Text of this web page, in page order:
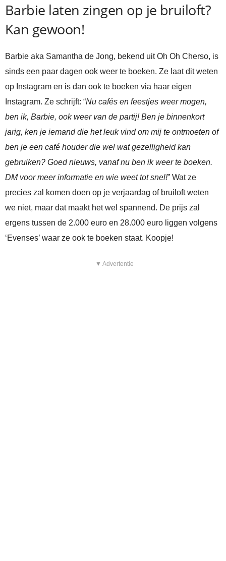
Barbie laten zingen op je bruiloft?
Kan gewoon!
Barbie aka Samantha de Jong, bekend uit Oh Oh Cherso, is
sinds een paar dagen ook weer te boeken. Ze laat dit weten
op Instagram en is dan ook te boeken via haar eigen
Instagram. Ze schrijft: “Nu cafés en feestjes weer mogen,
ben ik, Barbie, ook weer van de partij! Ben je binnenkort
jarig, ken je iemand die het leuk vind om mij te ontmoeten of
ben je een café houder die wel wat gezelligheid kan
gebruiken? Goed nieuws, vanaf nu ben ik weer te boeken.
DM voor meer informatie en wie weet tot snel!” Wat ze
precies zal komen doen op je verjaardag of bruiloft weten
we niet, maar dat maakt het wel spannend. De prijs zal
ergens tussen de 2.000 euro en 28.000 euro liggen volgens
‘Evenses’ waar ze ook te boeken staat. Koopje!
▼ Advertentie